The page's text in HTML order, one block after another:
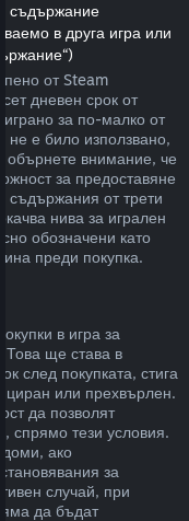
съдържание
в друга игра или
от Steam
дневен срок от
играно за по-малко от
не е било използвано,
внимание, че
за предоставяне
съдържания от трети
нива за игрален
обозначени като
преди покупка.
в игра за
Това ще става в
след покупката, стига
или прехвърлен.
да позволят
спрямо тези условия.
ако
за
случай, при
да бъдат